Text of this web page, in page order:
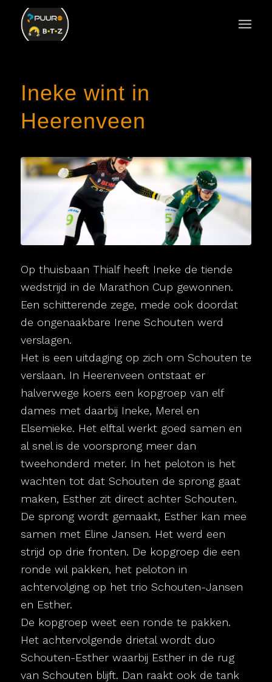
Ineke wint in
Heerenveen
Op thuisbaan Thialf heeft Ineke de tiende
wedstrijd in de Marathon Cup gewonnen.
Een schitterende zege, mede ook doordat
de ongenaakbare Irene Schouten werd
verslagen.
Het is een uitdaging op zich om Schouten te
verslaan. In Heerenveen ontstaat er
halverwege koers een kopgroep van elf
dames met daarbij Ineke, Merel en
Elsemieke. Het elftal werkt goed samen en
al snel is de voorsprong meer dan
tweehonderd meter. In het peloton is het
wachten tot dat Schouten de sprong gaat
maken, Esther zit direct achter Schouten.
De sprong wordt gemaakt, Esther kan mee
samen met Eline Jansen. Het werd een
strijd op drie fronten. De kopgroep die een
ronde wil pakken, het peloton in
achtervolging op het trio Schouten-Jansen
en Esther.
De kopgroep weet een ronde te pakken.
Het achtervolgende drietal wordt duo
Schouten-Esther waarbij Esther in de rug
van Schouten blijft. Dan raakt ook de tank